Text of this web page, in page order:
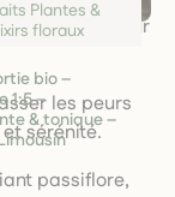
idéal pour
les peurs
sérénité.
passiflore,
Plantes &
floraux
bio –
1:5 –
& tonique –